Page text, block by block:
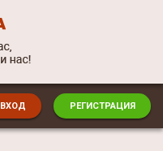
ВХОД РЕГИСТРАЦИЯ